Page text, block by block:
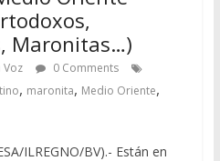
Maronitas…)
Voz
0 Comments
, maronita, Medio Oriente,
ILREGNO/BV).- Están en